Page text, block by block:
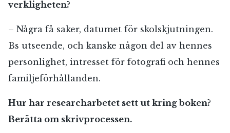
verkligheten?
– Några få saker, datumet för skolskjutningen.
Bs utseende, och kanske någon del av hennes
personlighet, intresset för fotografi och hennes
familjeförhållanden.
Hur har researcharbetet sett ut kring boken?
Berätta om skrivprocessen.